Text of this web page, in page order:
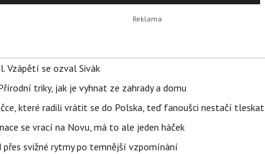
Vzápětí se ozval Sivák
triky, jak je vyhnat ze zahrady a domu
které radili vrátit se do Polska, teď fanoušci nestačí tleskat
se vrací na Novu, má to ale jeden háček
svižné rytmy po temnější vzpomínání